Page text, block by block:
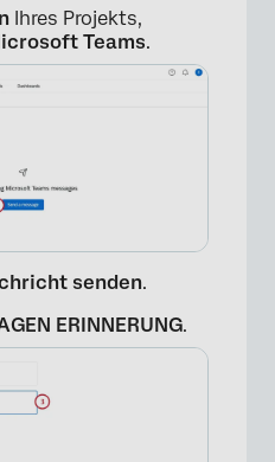
×
Ihres Projekts,
Teams.
senden.
ERINNERUNG.